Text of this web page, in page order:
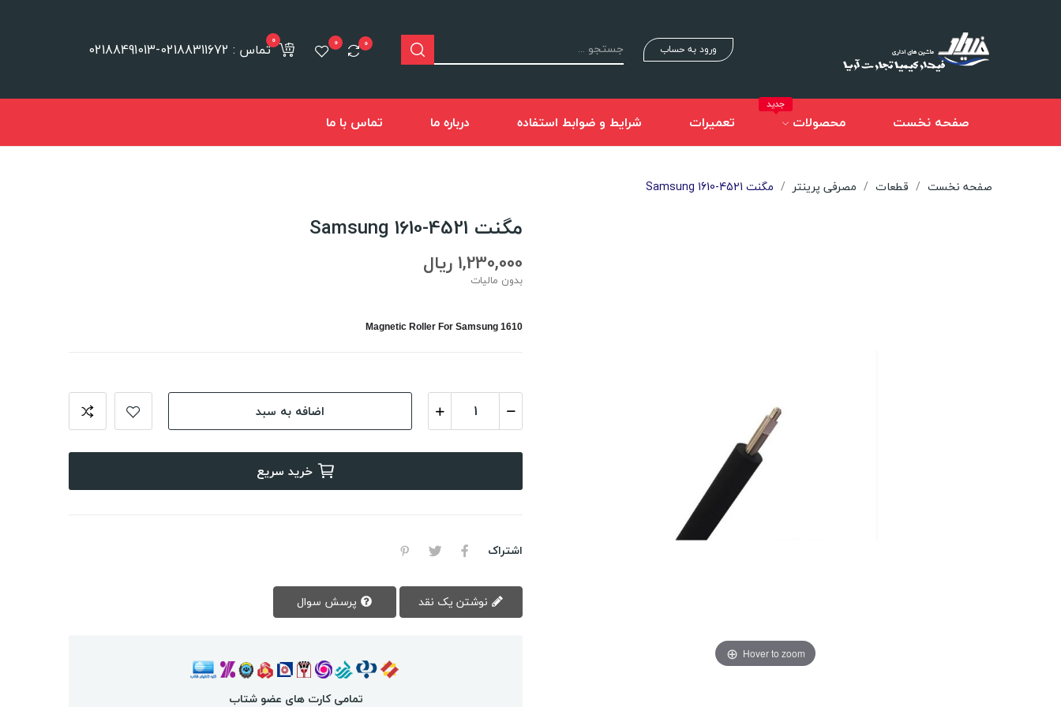
ورود به حساب 0
0 تماس : 02188311672-021884910130
صفحه نخست محصولات
جدید
تعمیرات شرایط و ضوابط استفاده درباره ما تماس با ما
صفحه نخست قطعات مصرفی پرینتر مگنت 4521-Samsung 1610
Hover to zoom
مگنت 4521-Samsung 1610
1,230,000 ریال
بدون مالیات
Magnetic Roller For Samsung 1610
اضافه به سبد
خرید سریع
اشتراک
تمامی کارت های عضو شتاب